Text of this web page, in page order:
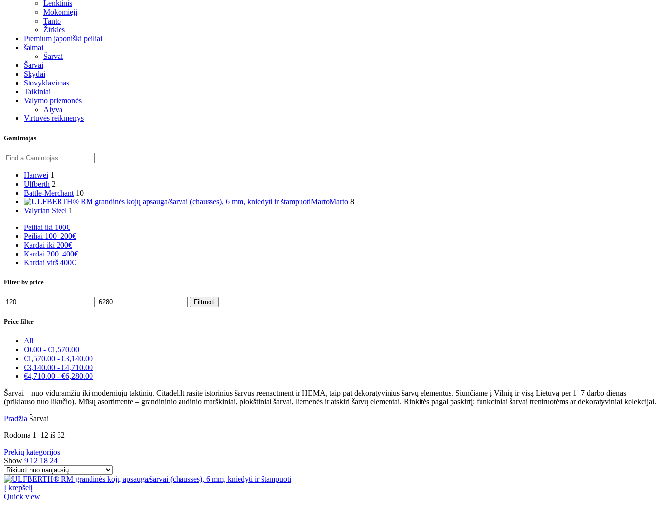
Lenktinis
Mokomieji
Tanto
Žirklės
Premium japoniški peiliai
šalmai
Šarvai
Šarvai
Skydai
Stovyklavimas
Taikiniai
Valymo priemonės
Alyva
Virtuvės reikmenys
Gamintojas
Hanwei 1
Ulfberth 2
Battle-Merchant 10
MartoMarto 8
Valyrian Steel 1
Peiliai iki 100€
Peiliai 100–200€
Kardai iki 200€
Kardai 200–400€
Kardai virš 400€
Filter by price
Min
kaina
Maks
kaina
Filtruoti
Price filter
All
€0.00 - €1,570.00
€1,570.00 - €3,140.00
€3,140.00 - €4,710.00
€4,710.00 - €6,280.00
Šarvai – nuo viduramžių iki moderniųjų taktinių. Citadel.lt rasite istorinius šarvus reenactment ir HEMA, taip pat dekoratyvinius šarvų elementus. Siunčiame į Vilnių ir visą Lietuvą per 1–7 darbo dienas
(priklauso nuo likučio). Mūsų asortimente – grandininio audinio marškiniai, plokštiniai šarvai, liemenės ir atskiri šarvų elementai. Rinkitės pagal paskirtį: funkciniai šarvai treniruotėms ar dekoratyviniai kolekcijai.
Pradžia Šarvai
Rodoma 1–12 iš 32
Prekių kategorijos
Show 9 12 18 24
Į krepšelį
Quick view